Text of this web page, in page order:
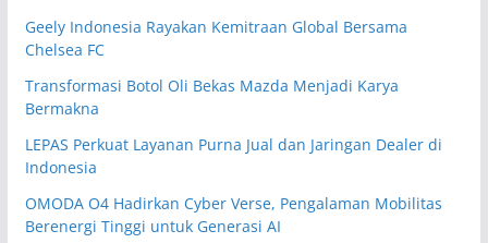
Geely Indonesia Rayakan Kemitraan Global Bersama
Chelsea FC
Transformasi Botol Oli Bekas Mazda Menjadi Karya
Bermakna
LEPAS Perkuat Layanan Purna Jual dan Jaringan Dealer di
Indonesia
OMODA O4 Hadirkan Cyber Verse, Pengalaman Mobilitas
Berenergi Tinggi untuk Generasi AI